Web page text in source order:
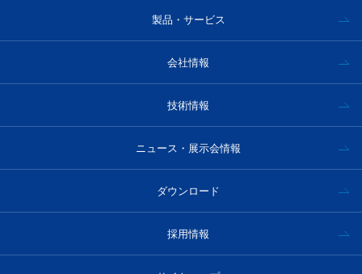
製品・サービス
会社情報
技術情報
ニュース・展示会情報
ダウンロード
採用情報